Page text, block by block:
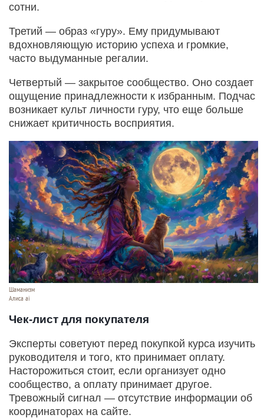
сотни.
Третий — образ «гуру». Ему придумывают
вдохновляющую историю успеха и громкие,
часто выдуманные регалии.
Четвертый — закрытое сообщество. Оно создает
ощущение принадлежности к избранным. Подчас
возникает культ личности гуру, что еще больше
снижает критичность восприятия.
Шаманизм
Алиса ai
Чек-лист для покупателя
Эксперты советуют перед покупкой курса изучить
руководителя и того, кто принимает оплату.
Насторожиться стоит, если организует одно
сообщество, а оплату принимает другое.
Тревожный сигнал — отсутствие информации об
координаторах на сайте.